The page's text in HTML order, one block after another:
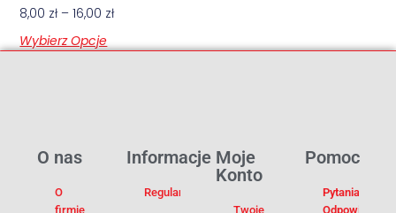
8,00 zł – 16,00 zł
Wybierz Opcje
Pomoc
Pytania I
Odpowiedzi
Moje
Konto
Twoje
Informacje
Regulamin
O nas
O
firmie